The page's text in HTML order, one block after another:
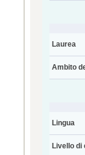
Laurea
Ambito
Lingua
Livello di